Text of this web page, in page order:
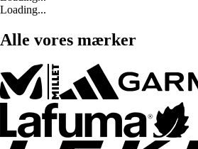
Loading...
Alle vores mærker